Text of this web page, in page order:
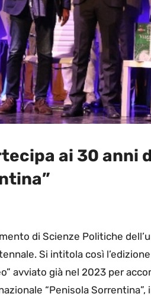
ai 30 anni
di Scienze Politiche
Si intitola così
avviato già nel 2023 per
“Penisola